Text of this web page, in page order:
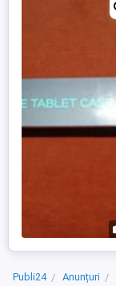
Publi24 Anunțuri